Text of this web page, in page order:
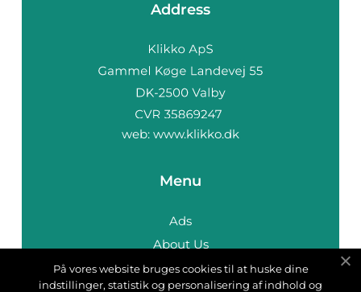
Address
web: www.klikko.dk
Menu
Ads
About Us
Cookies
På vores website bruges cookies til at huske dine
indstillinger, statistik og personalisering af indhold og